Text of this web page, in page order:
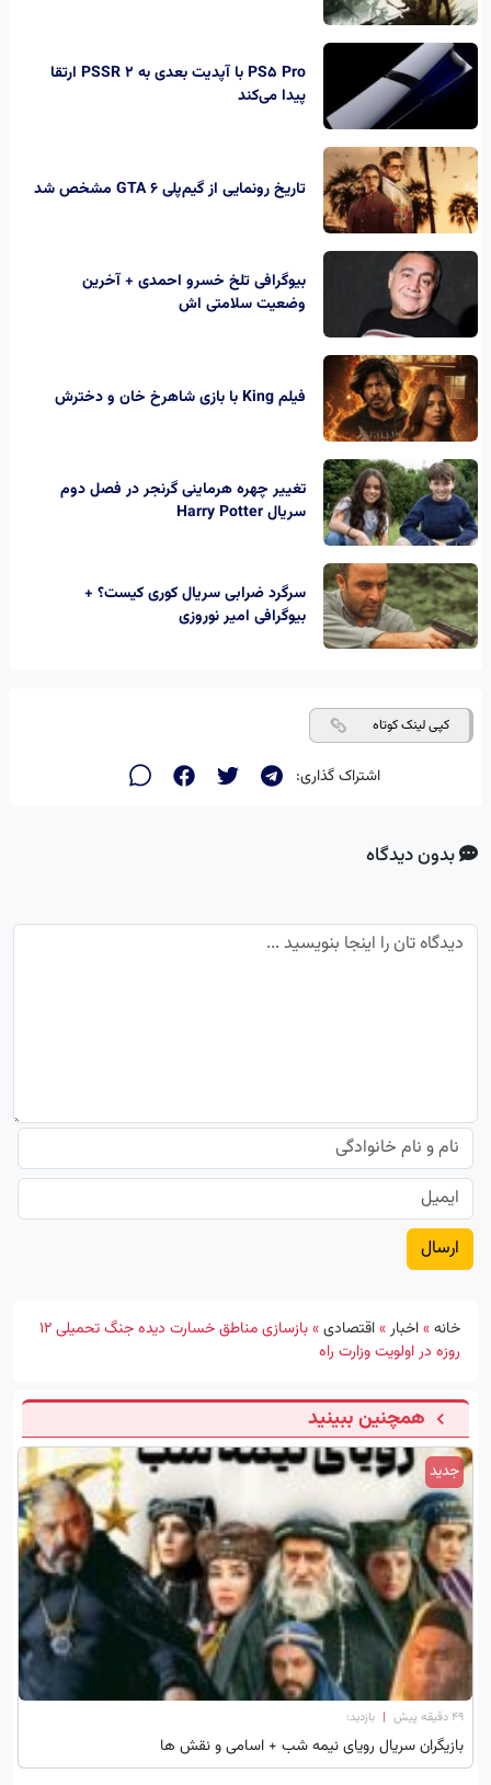
PS5 Pro با آپدیت بعدی به PSSR 2 ارتقا
پیدا می‌کند
تاریخ رونمایی از گیم‌پلی GTA 6 مشخص شد
بیوگرافی تلخ خسرو احمدی + آخرین
وضعیت سلامتی اش
فیلم King با بازی شاهرخ خان و دخترش
تغییر چهره هرماینی گرنجر در فصل دوم
سریال Harry Potter
سرگرد ضرابی سریال کوری کیست؟ +
بیوگرافی امیر نوروزی
کپی لینک کوتاه
اشتراک گذاری:
بدون دیدگاه
خانه»اخبار»اقتصادی»
بازسازی مناطق خسارت دیده جنگ تحمیلی ۱۲
روزه در اولویت وزارت راه
همچنین ببینید
جدید
۴۹ دقیقه پیش | بازدید:
بازیگران سریال رویای نیمه شب + اسامی و نقش ها